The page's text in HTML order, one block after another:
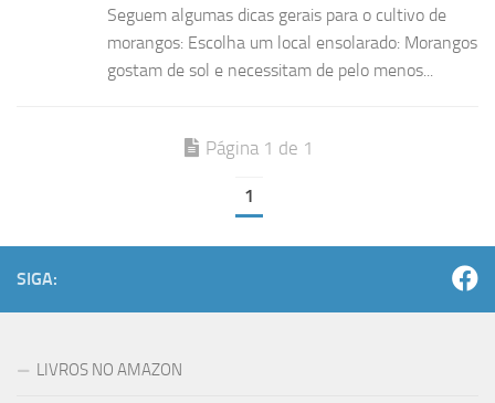
Seguem algumas dicas gerais para o cultivo de
morangos: Escolha um local ensolarado: Morangos
gostam de sol e necessitam de pelo menos...
Página 1 de 1
1
SIGA:
LIVROS NO AMAZON